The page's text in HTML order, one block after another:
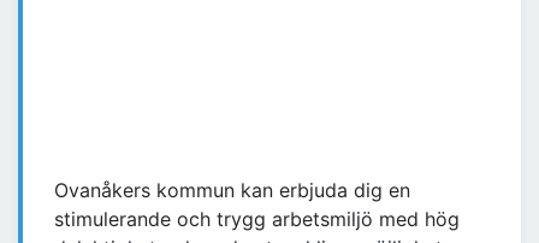
Ovanåkers kommun kan erbjuda dig en
stimulerande och trygg arbetsmiljö med hög